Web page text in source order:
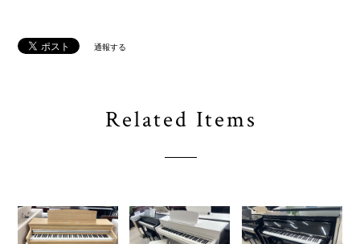
通報する
Related Items